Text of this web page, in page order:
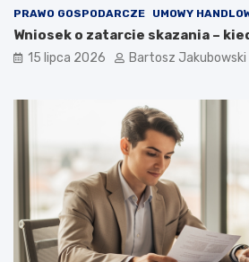
PRAWO GOSPODARCZE UMOWY
Wniosek o zatarcie skazania –
15 lipca 2026 Bartosz Jakubowski